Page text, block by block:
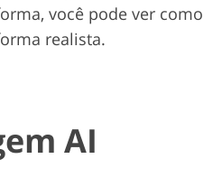
você pode ver como
realista.
AI